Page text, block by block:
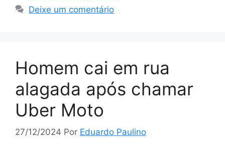
Deixe um comentário
Homem cai em rua
alagada após chamar
Uber Moto
27/12/2024 Por Eduardo Paulino